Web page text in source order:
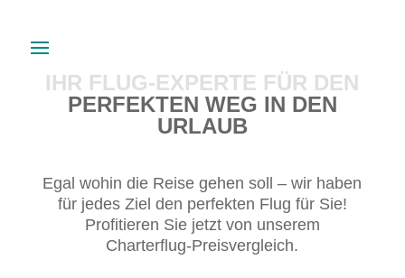
IHR FLUG-EXPERTE FÜR DEN
PERFEKTEN WEG IN DEN
URLAUB
Egal wohin die Reise gehen soll – wir haben
für jedes Ziel den perfekten Flug für Sie!
Profitieren Sie jetzt von unserem
Charterflug-Preisvergleich.